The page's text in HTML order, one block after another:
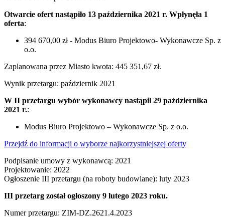
Otwarcie ofert nastąpiło 13 października 2021 r. Wpłynęła 1
oferta:
394 670,00 zł - Modus Biuro Projektowo- Wykonawcze Sp. z
o.o.
Zaplanowana przez Miasto kwota: 445 351,67 zł.
Wynik przetargu: październik 2021
W II przetargu wybór wykonawcy nastąpił 29 października
2021 r.:
Modus Biuro Projektowo – Wykonawcze Sp. z o.o.
Przejdź do informacji o wyborze najkorzystniejszej oferty
Podpisanie umowy z wykonawcą: 2021
Projektowanie: 2022
Ogłoszenie III przetargu (na roboty budowlane): luty 2023
III przetarg został ogłoszony 9 lutego 2023 roku.
Numer przetargu: ZIM-DZ.2621.4.2023